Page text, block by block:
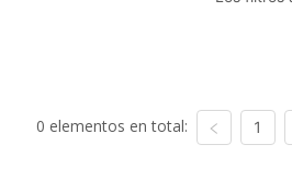
0 elementos en total: 1